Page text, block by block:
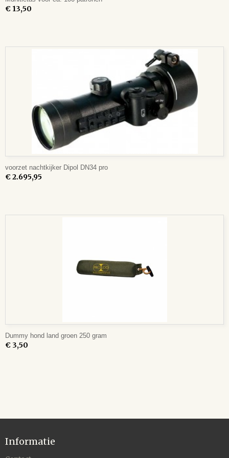
€ 13,50
voorzet nachtkijker Dipol DN34 pro
€ 2.695,95
Dummy hond land groen 250 gram
€ 3,50
Informatie